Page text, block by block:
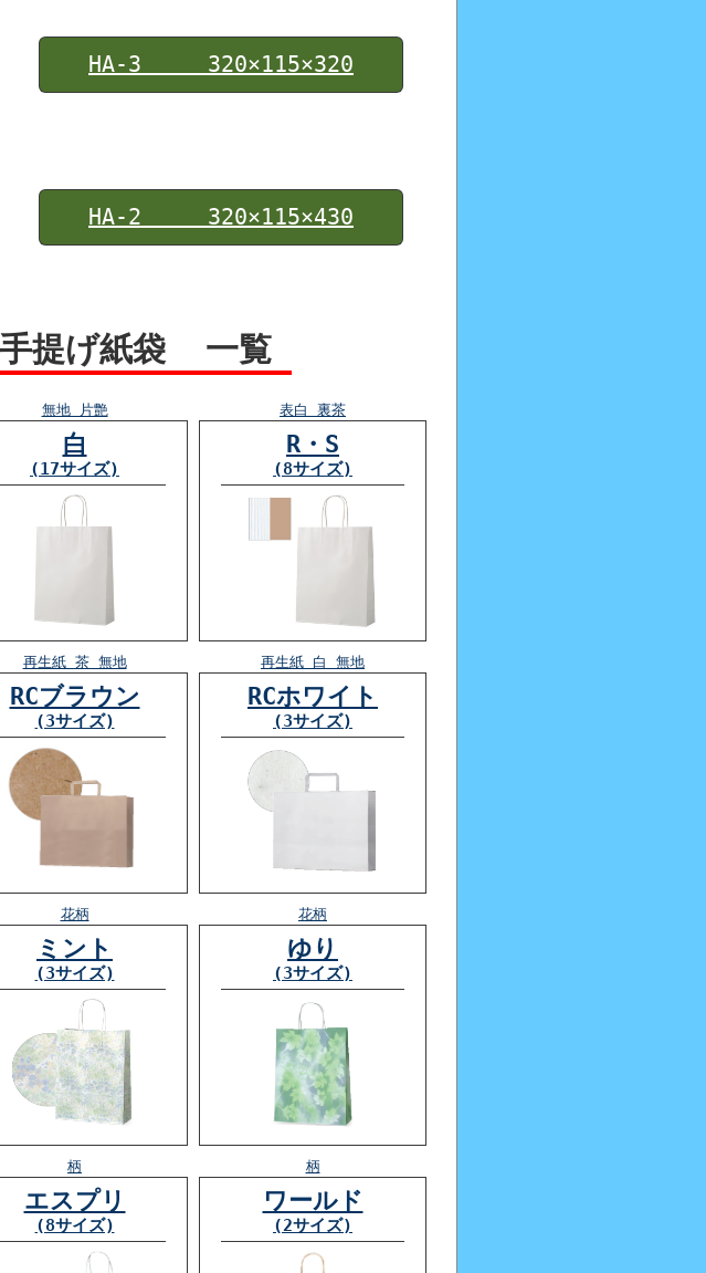
HA-3 320×115×320
HA-2 320×115×430
提げ紙袋 一覧
無地 片艶
白
(17サイズ)
表白 裏茶
R・S
(8サイズ)
再生紙 茶 無地
RCブラウン
(3サイズ)
再生紙 白 無地
RCホワイト
(3サイズ)
花柄
ミント
(3サイズ)
花柄
ゆり
(3サイズ)
柄
エスプリ
(8サイズ)
柄
ワールド
(2サイズ)